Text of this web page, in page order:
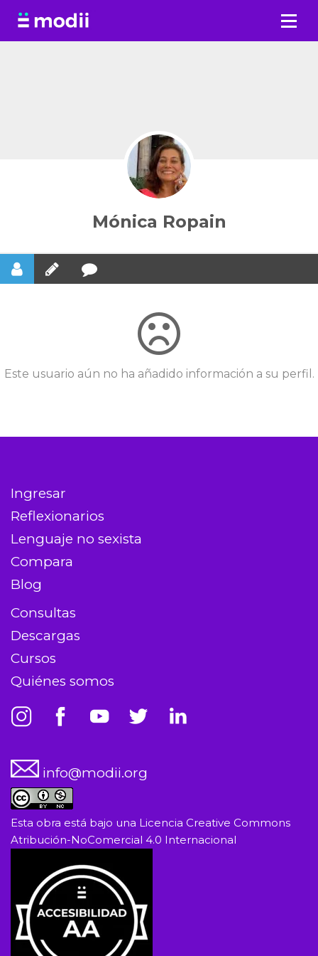
Saltar
Mónica Ropain
Este usuario aún no ha añadido información a su perfil.
Ingresar
Reflexionarios
Lenguaje no sexista
Compara
Blog
Consultas
Descargas
Cursos
Quiénes somos
info@modii.org
Esta obra está bajo una Licencia Creative Commons
Atribución-NoComercial 4.0 Internacional